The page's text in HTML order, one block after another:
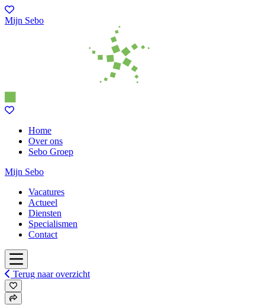
Mijn Sebo
Home
Over ons
Sebo Groep
Mijn Sebo
Vacatures
Actueel
Diensten
Specialismen
Contact
Terug naar overzicht